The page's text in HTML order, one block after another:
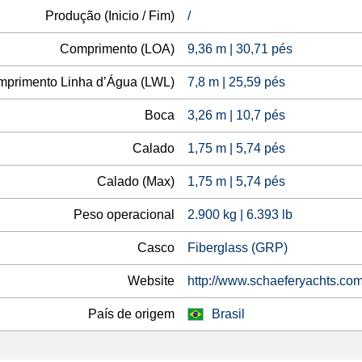
Produção (Inicio / Fim) /
Comprimento (LOA) 9,36 m | 30,71 pés
Linha d’Água (LWL) 7,8 m | 25,59 pés
Boca 3,26 m | 10,7 pés
Calado 1,75 m | 5,74 pés
Calado (Max) 1,75 m | 5,74 pés
Peso operacional 2.900 kg | 6.393 lb
Casco Fiberglass (GRP)
Website http://
País de origem Brasil